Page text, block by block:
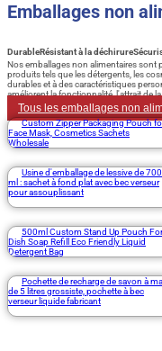
Emballages non
DurableRésistant à la déchirure
Nos emballages non alimentaires sont
produits tels que les détergents, les
durables et à des caractéristiques
améliorent la fonctionnalité, l'attrait de
Tous les emballages non
Custom Zipper Packaging Pouch
Face Mask, Cosmetics Sachets
Wholesale
Usine d'emballage de lessive de 700
ml : sachet à fond plat avec bec verseur
pour assouplissant
500ml Custom Stand Up Pouch For
Dish Soap Refill Eco Friendly Liquid
Detergent Bag
Pochette de recharge de savon à
de 5 litres grossiste, pochette à bec
verseur liquide fabricant